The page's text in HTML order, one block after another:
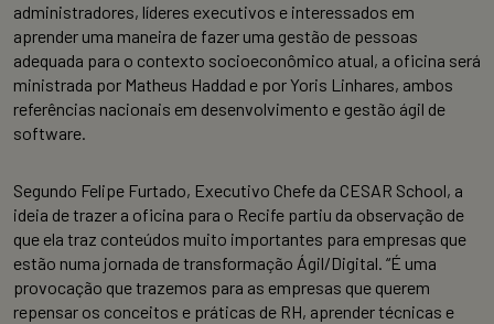
administradores, líderes executivos e interessados em
aprender uma maneira de fazer uma gestão de pessoas
adequada para o contexto socioeconômico atual, a oficina será
ministrada por Matheus Haddad e por Yoris Linhares, ambos
referências nacionais em desenvolvimento e gestão ágil de
software.
Segundo Felipe Furtado, Executivo Chefe da CESAR School, a
ideia de trazer a oficina para o Recife partiu da observação de
que ela traz conteúdos muito importantes para empresas que
estão numa jornada de transformação Ágil/Digital. “É uma
provocação que trazemos para as empresas que querem
repensar os conceitos e práticas de RH, aprender técnicas e